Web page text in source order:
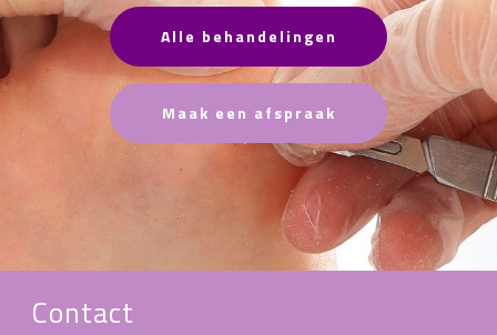
Alle behandelingen
Maak een afspraak
Contact